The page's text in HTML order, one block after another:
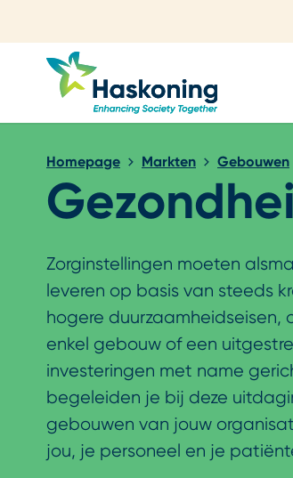
Homepage Markten Gebouwen
Zorginstellingen moeten
leveren op basis van steeds
hogere duurzaamheidseisen,
enkel gebouw of een
investeringen met name
begeleiden je bij deze
gebouwen van jouw
jou, je personeel en je